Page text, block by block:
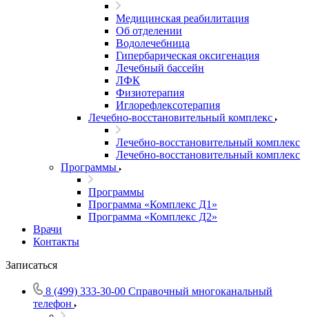
Медицинская реабилитация
Об отделении
Водолечебница
Гипербарическая оксигенация
Лечебный бассейн
ЛФК
Физиотерапия
Иглорефлексотерапия
Лечебно-восстановительный комплекс
Лечебно-восстановительный комплекс
Лечебно-восстановительный комплекс
Программы
Программы
Программа «Комплекс Д1»
Программа «Комплекс Д2»
Врачи
Контакты
Записаться
8 (499) 333-30-00 Справочный многоканальный
телефон